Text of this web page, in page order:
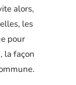
alors,
les
pour
la façon